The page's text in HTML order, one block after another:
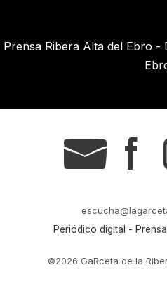
Prensa Ribera Alta del Ebro -
g s
Periódico digital -
©2026 GaRceta de la